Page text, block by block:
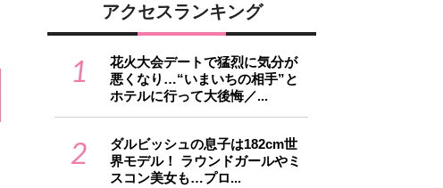
アクセスランキング
1
花火大会デートで猛烈に気分が
悪くなり…“いまいちの相手”と
ホテルに行って大後悔／...
2
ダルビッシュの息子は182cm世
界モデル！ ラウンドガールやミ
スコン美女も…プロ...